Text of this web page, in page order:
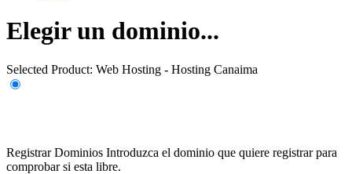
Elegir un dominio...
Selected Product: Web Hosting - Hosting Canaima
Registrar Dominios Introduzca el dominio que quiere registrar para
comprobar si esta libre.